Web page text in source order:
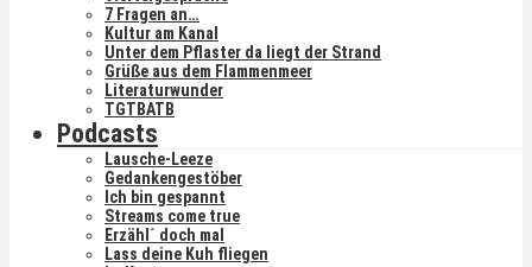
7 Fragen an…
Kultur am Kanal
Unter dem Pflaster da liegt der Strand
Grüße aus dem Flammenmeer
Literaturwunder
TGTBATB
Podcasts
Lausche-Leeze
Gedankengestöber
Ich bin gespannt
Streams come true
Erzähl´ doch mal
Lass deine Kuh fliegen